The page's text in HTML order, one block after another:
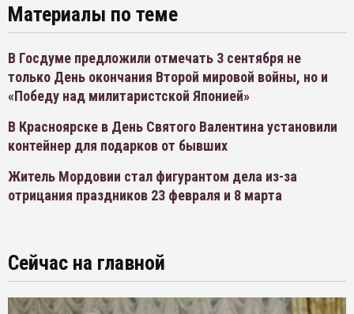
Материалы по теме
В Госдуме предложили отмечать 3 сентября не
только День окончания Второй мировой войны, но и
«Победу над милитаристской Японией»
В Красноярске в День Святого Валентина установили
контейнер для подарков от бывших
Житель Мордовии стал фигурантом дела из-за
отрицания праздников 23 февраля и 8 марта
Сейчас на главной